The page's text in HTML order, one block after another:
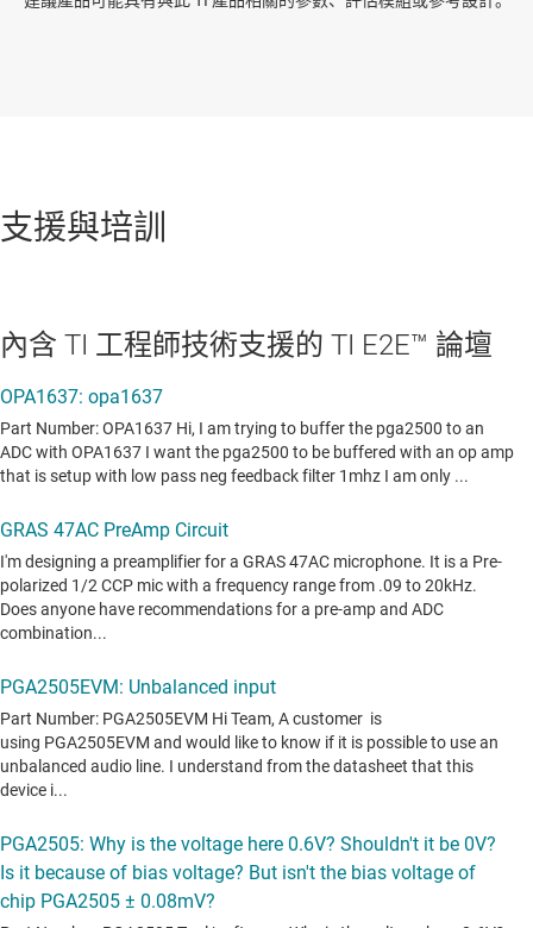
支援與培訓
內含 TI 工程師技術支援的 TI E2E™ 論壇